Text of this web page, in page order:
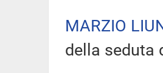
MARZIO
della seduta